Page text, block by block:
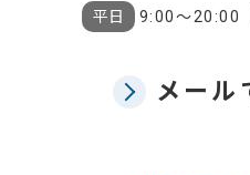
平日 9:00〜20:00
メール